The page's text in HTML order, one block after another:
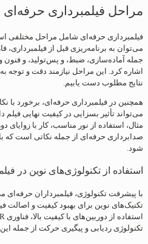
مراحل فیلمبرداری حرفه‌ای
فیلمبرداری حرفه‌ای شامل مراحل مختلفی
می‌توان به برنامه‌ریزی قبل از فیلمبرداری،
جمله آماده‌سازی، ضبط، و پس‌تولید، و فنون
اشاره کرد. این مراحل نیازمند دقت و توجه
نتایج مطلوب دست یابیم.
همچنین در فیلمبرداری حرفه‌ای، برخورد با
می‌تواند تأثیر بسزایی در کیفیت نهایی فیلم
مثال، استفاده از نور مناسب، کار با زوایای
صدابرداری حرفه‌ای از جمله نکاتی است که
شود.
استفاده از تکنولوژی‌های نوین در
با پیشرفت تکنولوژی، فیلمبرداران حرفه‌ای
تکنیک‌های نوین برای بهبود کیفیت و اصالت
تکنولوژی ردیابی و پیگیری حرکت از جمله